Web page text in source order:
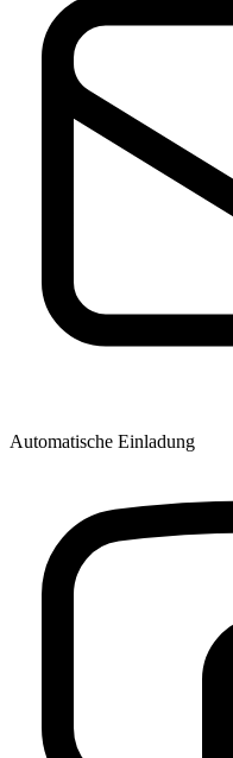
Automatische Einladung